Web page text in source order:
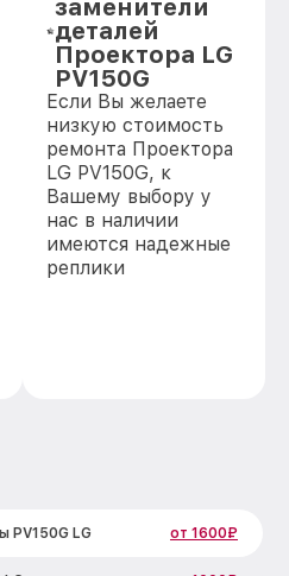
заменители
деталей
Проектора LG
PV150G
Если Вы желаете
низкую стоимость
ремонта Проектора
LG PV150G, к
Вашему выбору у
нас в наличии
имеются надежные
реплики
PV150G LG от 1600₽